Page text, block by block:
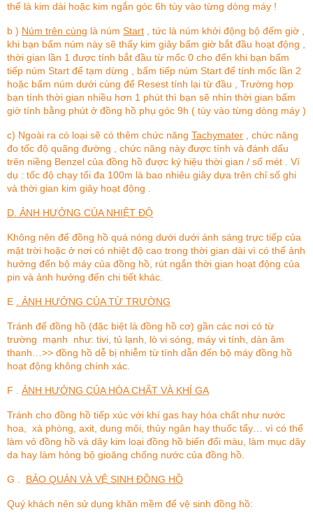
thể là kim dài hoặc kim ngắn góc 6h tùy vào từng dòng máy !
b ) Núm trên cùng là núm Start , tức là núm khởi động bộ đếm giờ ,
khi bạn bấm núm này sẽ thấy kim giây bấm giờ bắt đầu hoạt động ,
thời gian lần 1 được tính bắt đầu từ mốc 0 cho đến khi bạn bấm
tiếp núm Start để tạm dừng , bấm tiếp núm Start để tính mốc lần 2
hoặc bấm núm dưới cùng để Resest tính lại từ đầu , Trường hợp
bạn tính thời gian nhiều hơn 1 phút thì bạn sẽ nhìn thời gian bấm
giờ tính bằng phút ở đồng hồ phụ góc 9h ( tùy vào từng dòng máy )
c) Ngoài ra có loại sẽ có thêm chức năng Tachymater , chức năng
đo tốc độ quãng đường , chức năng này được tính và đánh dấu
trên niềng Benzel của đồng hồ được ký hiệu thời gian / số mét . Ví
dụ : tốc độ chạy tối đa 100m là bao nhiêu giây dựa trên chỉ số ghi
và thời gian kim giây hoạt động .
D. ẢNH HƯỞNG CỦA NHIỆT ĐỘ
Không nên để đồng hồ quá nóng dưới dưới ánh sáng trực tiếp của
mặt trời hoặc ở nơi có nhiệt độ cao trong thời gian dài vì có thể ảnh
hưởng đến bộ máy của đồng hồ, rút ngắn thời gian hoạt động của
pin và ảnh hưởng đến chi tiết khác.
E . ẢNH HƯỞNG CỦA TỪ TRƯỜNG
Tránh để đồng hồ (đặc biệt là đồng hồ cơ) gần các nơi có từ
trường mạnh như: tivi, tủ lạnh, lò vi sóng, máy vi tính, dàn âm
thanh…>> đồng hồ dễ bị nhiễm từ tính dẫn đến bộ máy đồng hồ
hoạt động không chính xác.
F . ẢNH HƯỞNG CỦA HÓA CHẤT VÀ KHÍ GA
Tránh cho đồng hồ tiếp xúc với khí gas hay hóa chất như nước
hoa, xà phòng, axit, dung môi, thủy ngân hay thuốc tẩy… vì có thể
làm vỏ đồng hồ và dây kim loại đồng hồ biến đổi màu, làm mục dây
da hay làm hỏng bộ gioăng chống nước của đồng hồ.
G . BẢO QUẢN VÀ VỆ SINH ĐỒNG HỒ
Quý khách nên sử dụng khăn mềm để vệ sinh đồng hồ: